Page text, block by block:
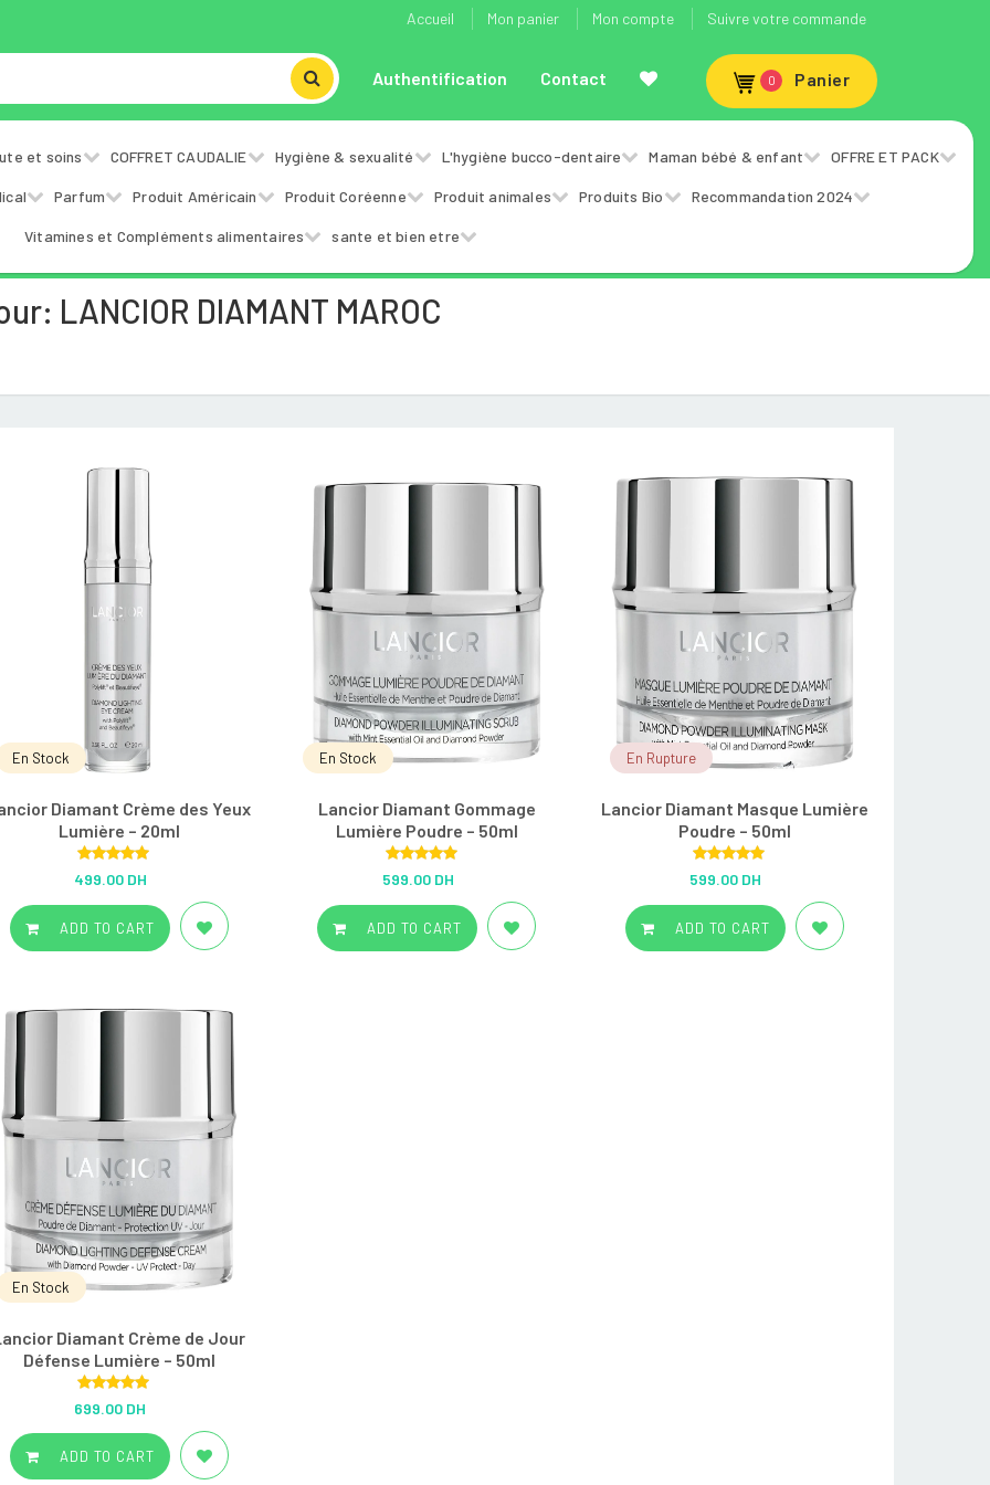
Accueil Mon panier Mon compte Suivre votre commande
Authentification Contact 0 Panier
et soins COFFRET CAUDALIE Hygiène & sexualité L'hygiène bucco-dentaire Maman bébé & enfant OFFRE ET PACK
Parfum Produit Américain Produit Coréenne Produit animales Produits Bio Recommandation 2024
Vitamines et Compléments alimentaires sante et bien etre
LANCIOR DIAMANT MAROC
En Stock
Diamant Crème des Yeux
Lumière – 20ml
Rated 5.00
out of 5
499.00 DH
ADD TO CART
En Stock
Lancior Diamant Gommage
Lumière Poudre – 50ml
Rated 5.00
out of 5
599.00 DH
ADD TO CART
En Rupture
Lancior Diamant Masque Lumière
Poudre – 50ml
Rated 5.00
out of 5
599.00 DH
ADD TO CART
En Stock
Diamant Crème de Jour
Défense Lumière – 50ml
out of 5
699.00 DH
ADD TO CART